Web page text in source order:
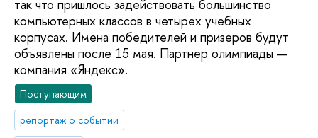
так что пришлось задействовать большинство
компьютерных классов в четырех учебных
корпусах. Имена победителей и призеров будут
объявлены после 15 мая. Партнер олимпиады —
компания «Яндекс».
Поступающим
репортаж о событии